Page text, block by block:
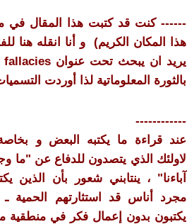
------ كنت قد كتبت هذا المقال
هذا المكان الكريم) و أنا انقله هنا
بالثورة المعلوماتية لذا أوردت
------------
عند قراءة ما يكتبه البعض و
لاولئك الذي يتصدون للدفاع عن "ما
آباءنا" ، ينتابني شعور بأن الذين
مجرد أناس قد استثارتهم الحمية ـ
يكتبون بدون إعمال فكر في منطقية